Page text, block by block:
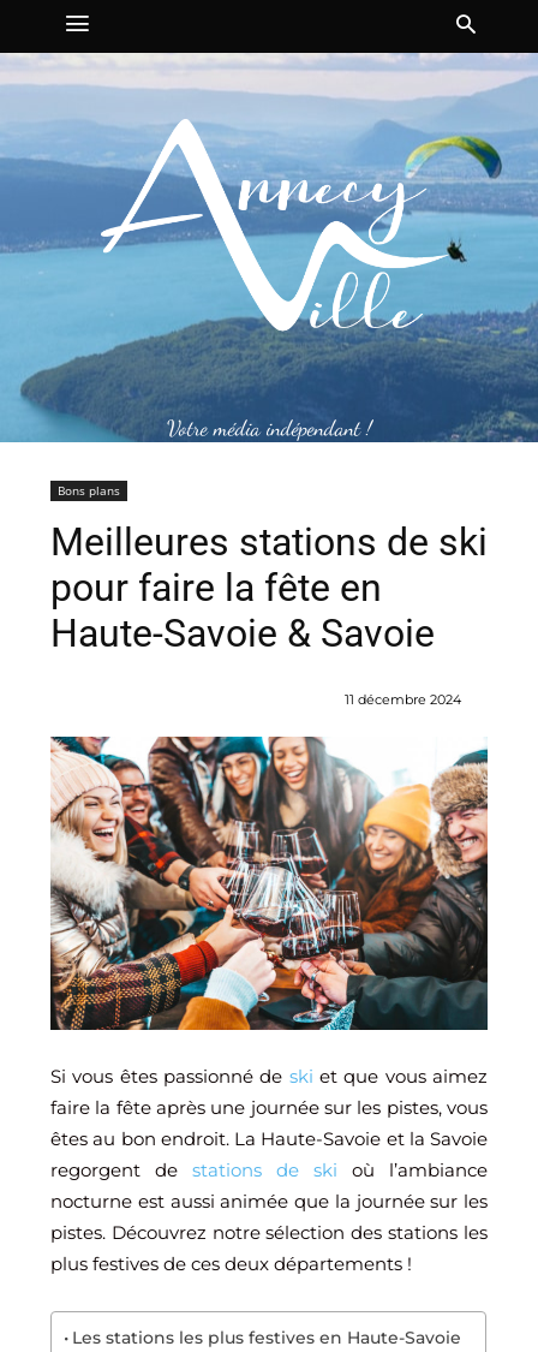
Votre média indépendant !
Bons plans
Meilleures stations de ski
pour faire la fête en
Haute-Savoie & Savoie
11 décembre 2024
Si vous êtes passionné de ski et que vous aimez
faire la fête après une journée sur les pistes, vous
êtes au bon endroit. La Haute-Savoie et la Savoie
regorgent de stations de ski où l’ambiance
nocturne est aussi animée que la journée sur les
pistes. Découvrez notre sélection des stations les
plus festives de ces deux départements !
Les stations les plus festives en Haute-Savoie